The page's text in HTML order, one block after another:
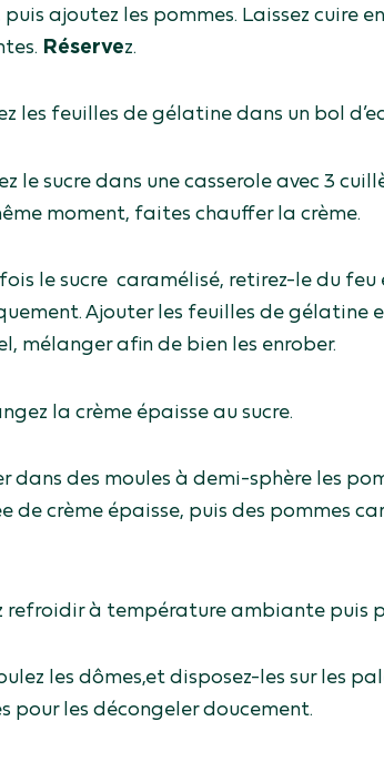
puis ajoutez les pommes. Laissez cuire
Réservez.
les feuilles de gélatine dans un bol
le sucre dans une casserole avec 3
moment, faites chauffer la crème.
le sucre caramélisé, retirez-le du
Ajouter les feuilles de gélatine
mélanger afin de bien les enrober.
la crème épaisse au sucre.
dans des moules à demi-sphère les
de crème épaisse, puis des pommes
refroidir à température ambiante puis
les dômes,et disposez-les sur les
pour les décongeler doucement.